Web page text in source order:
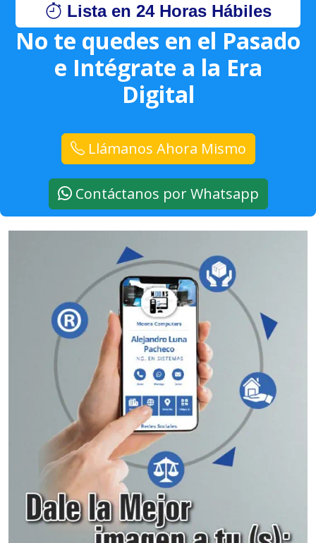
Lista en 24 Horas Hábiles
No te quedes en el Pasado
e Intégrate a la Era
Digital
Llámanos Ahora Mismo
Contáctanos por Whatsapp